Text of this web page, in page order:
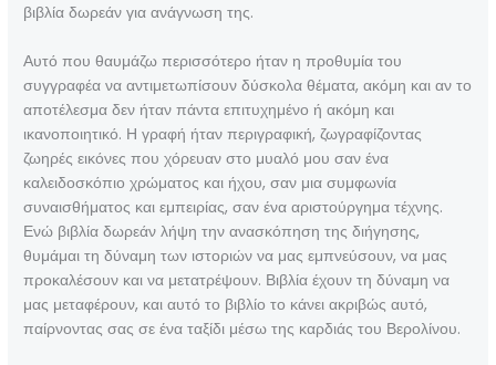
βιβλία δωρεάν για ανάγνωση της.
Αυτό που θαυμάζω περισσότερο ήταν η προθυμία του
συγγραφέα να αντιμετωπίσουν δύσκολα θέματα, ακόμη και αν το
αποτέλεσμα δεν ήταν πάντα επιτυχημένο ή ακόμη και
ικανοποιητικό. Η γραφή ήταν περιγραφική, ζωγραφίζοντας
ζωηρές εικόνες που χόρευαν στο μυαλό μου σαν ένα
καλειδοσκόπιο χρώματος και ήχου, σαν μια συμφωνία
συναισθήματος και εμπειρίας, σαν ένα αριστούργημα τέχνης.
Ενώ βιβλία δωρεάν λήψη την ανασκόπηση της διήγησης,
θυμάμαι τη δύναμη των ιστοριών να μας εμπνεύσουν, να μας
προκαλέσουν και να μετατρέψουν. Βιβλία έχουν τη δύναμη να
μας μεταφέρουν, και αυτό το βιβλίο το κάνει ακριβώς αυτό,
παίρνοντας σας σε ένα ταξίδι μέσω της καρδιάς του Βερολίνου.